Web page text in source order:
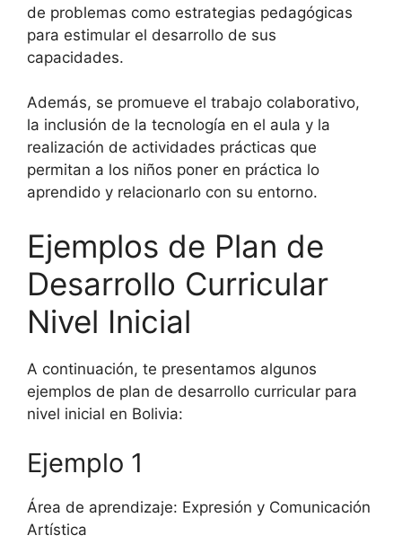
de problemas como estrategias pedagógicas
para estimular el desarrollo de sus
capacidades.
Además, se promueve el trabajo colaborativo,
la inclusión de la tecnología en el aula y la
realización de actividades prácticas que
permitan a los niños poner en práctica lo
aprendido y relacionarlo con su entorno.
Ejemplos de Plan de
Desarrollo Curricular
Nivel Inicial
A continuación, te presentamos algunos
ejemplos de plan de desarrollo curricular para
nivel inicial en Bolivia:
Ejemplo 1
Área de aprendizaje: Expresión y Comunicación
Artística